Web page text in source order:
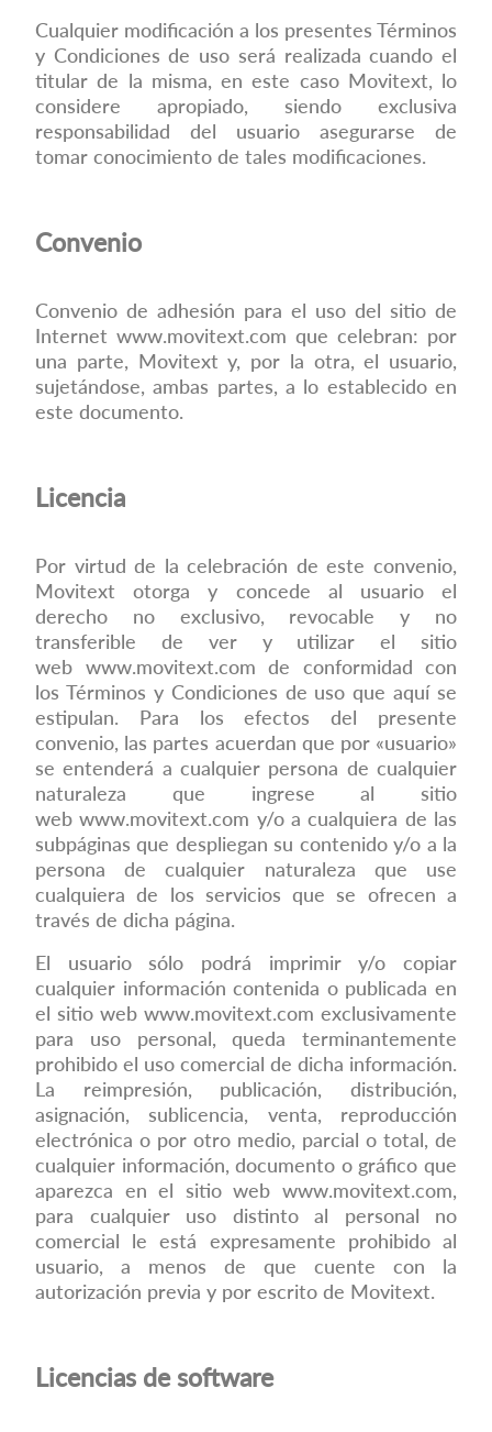
Cualquier modificación a los presentes Términos
y Condiciones de uso será realizada cuando el
titular de la misma, en este caso Movitext, lo
considere apropiado, siendo exclusiva
responsabilidad del usuario asegurarse de
tomar conocimiento de tales modificaciones.
Convenio
Convenio de adhesión para el uso del sitio de
Internet www.movitext.com que celebran: por
una parte, Movitext y, por la otra, el usuario,
sujetándose, ambas partes, a lo establecido en
este documento.
Licencia
Por virtud de la celebración de este convenio,
Movitext otorga y concede al usuario el
derecho no exclusivo, revocable y no
transferible de ver y utilizar el sitio
web www.movitext.com de conformidad con
los Términos y Condiciones de uso que aquí se
estipulan. Para los efectos del presente
convenio, las partes acuerdan que por «usuario»
se entenderá a cualquier persona de cualquier
naturaleza que ingrese al sitio
webwww.movitext.com y/o a cualquiera de las
subpáginas que despliegan su contenido y/o a la
persona de cualquier naturaleza que use
cualquiera de los servicios que se ofrecen a
través de dicha página.
El usuario sólo podrá imprimir y/o copiar
cualquier información contenida o publicada en
el sitio web www.movitext.com exclusivamente
para uso personal, queda terminantemente
prohibido el uso comercial de dicha información.
La reimpresión, publicación, distribución,
asignación, sublicencia, venta, reproducción
electrónica o por otro medio, parcial o total, de
cualquier información, documento o gráfico que
aparezca en el sitio web www.movitext.com,
para cualquier uso distinto al personal no
comercial le está expresamente prohibido al
usuario, a menos de que cuente con la
autorización previa y por escrito de Movitext.
Licencias de software